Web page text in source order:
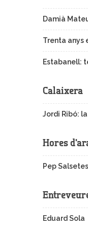
Damià
Trenta anys
Estabanell:
Calaixera
Jordi Ribó:
Hores
Pep
Eduard Sola